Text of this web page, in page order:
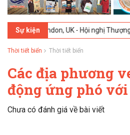
Sự kiện
UK - Hội nghị Thượng đỉnh Đổi mới
Thời tiết biển Thời tiết biển
Các địa phương
động ứng phó với
Chưa có đánh giá về bài viết